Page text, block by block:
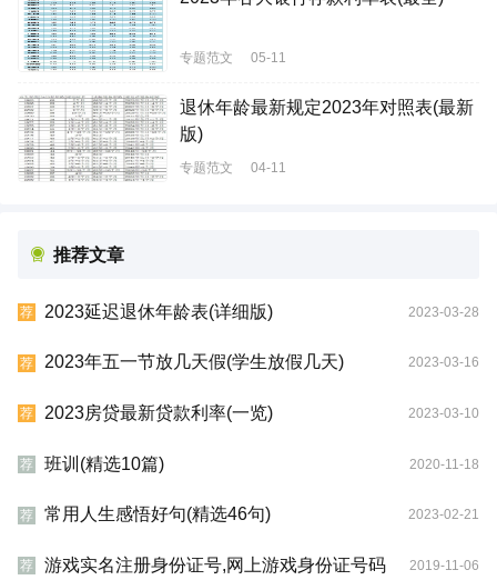
专题范文 05-11
退休年龄最新规定2023年对照表(最新
版)
专题范文 04-11
推荐文章
荐 2023延迟退休年龄表(详细版) 2023-03-28
荐 2023年五一节放几天假(学生放假几天) 2023-03-16
荐 2023房贷最新贷款利率(一览) 2023-03-10
荐 班训(精选10篇) 2020-11-18
荐 常用人生感悟好句(精选46句) 2023-02-21
荐 游戏实名注册身份证号,网上游戏身份证号码 2019-11-06